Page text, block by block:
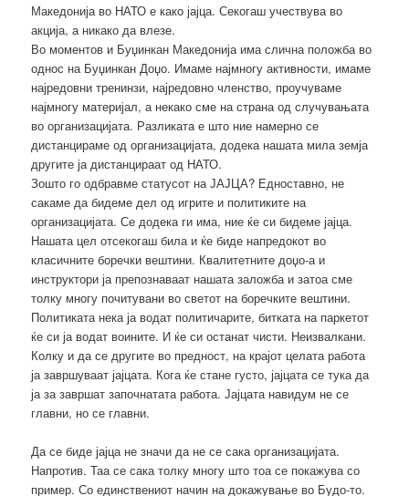
Македонија во НАТО е како јајца. Секогаш учествува во
акција, а никако да влезе.
Во моментов и Буџинкан Македонија има слична положба во
однос на Буџинкан Доџо. Имаме најмногу активности, имаме
најредовни тренинзи, најредовно членство, проучуваме
најмногу материјал, а некако сме на страна од случувањата
во организацијата. Разликата е што ние намерно се
дистанцираме од организацијата, додека нашата мила земја
другите ја дистанцираат од НАТО.
Зошто го одбравме статусот на ЈАЈЦА? Едноставно, не
сакаме да бидеме дел од игрите и политиките на
организацијата. Се додека ги има, ние ќе си бидеме јајца.
Нашата цел отсекогаш била и ќе биде напредокот во
класичните боречки вештини. Квалитетните доџо-а и
инструктори ја препознаваат нашата заложба и затоа сме
толку многу почитувани во светот на боречките вештини.
Политиката нека ја водат политичарите, битката на паркетот
ќе си ја водат воините. И ќе си останат чисти. Неизвалкани.
Колку и да се другите во предност, на крајот целата работа
ја завршуваат јајцата. Кога ќе стане густо, јајцата се тука да
ја за завршат започнатата работа. Јајцата навидум не се
главни, но се главни.
Да се биде јајца не значи да не се сака организацијата.
Напротив. Таа се сака толку многу што тоа се покажува со
пример. Со единствениот начин на докажување во Будо-то.